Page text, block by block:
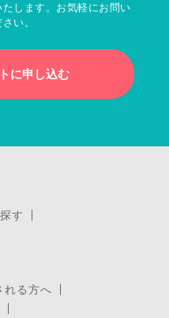
します。お気軽にお問い
い。
に申し込む
す
れる方へ